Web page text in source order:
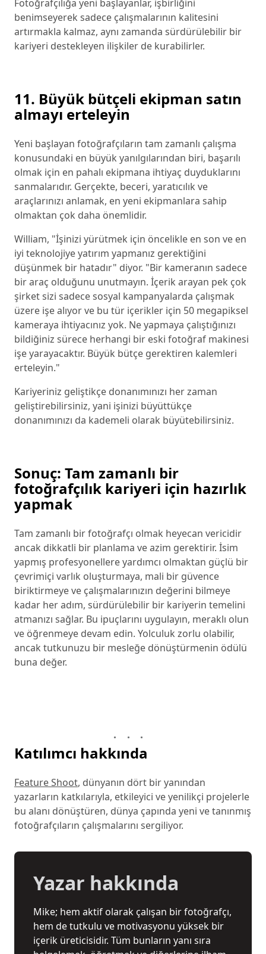
Fotoğrafçılığa yeni başlayanlar, işbirliğini
benimseyerek sadece çalışmalarının kalitesini
artırmakla kalmaz, aynı zamanda sürdürülebilir bir
kariyeri destekleyen ilişkiler de kurabilirler.
11. Büyük bütçeli ekipman satın
almayı erteleyin
Yeni başlayan fotoğrafçıların tam zamanlı çalışma
konusundaki en büyük yanılgılarından biri, başarılı
olmak için en pahalı ekipmana ihtiyaç duyduklarını
sanmalarıdır. Gerçekte, beceri, yaratıcılık ve
araçlarınızı anlamak, en yeni ekipmanlara sahip
olmaktan çok daha önemlidir.
William, "İşinizi yürütmek için öncelikle en son ve en
iyi teknolojiye yatırım yapmanız gerektiğini
düşünmek bir hatadır" diyor. "Bir kameranın sadece
bir araç olduğunu unutmayın. İçerik arayan pek çok
şirket sizi sadece sosyal kampanyalarda çalışmak
üzere işe alıyor ve bu tür içerikler için 50 megapiksel
kameraya ihtiyacınız yok. Ne yapmaya çalıştığınızı
bildiğiniz sürece herhangi bir eski fotoğraf makinesi
işe yarayacaktır. Büyük bütçe gerektiren kalemleri
erteleyin."
Kariyeriniz geliştikçe donanımınızı her zaman
geliştirebilirsiniz, yani işinizi büyüttükçe
donanımınızı da kademeli olarak büyütebilirsiniz.
Sonuç: Tam zamanlı bir
fotoğrafçılık kariyeri için hazırlık
yapmak
Tam zamanlı bir fotoğrafçı olmak heyecan vericidir
ancak dikkatli bir planlama ve azim gerektirir. İsim
yapmış profesyonellere yardımcı olmaktan güçlü bir
çevrimiçi varlık oluşturmaya, mali bir güvence
biriktirmeye ve çalışmalarınızın değerini bilmeye
kadar her adım, sürdürülebilir bir kariyerin temelini
atmanızı sağlar. Bu ipuçlarını uygulayın, meraklı olun
ve öğrenmeye devam edin. Yolculuk zorlu olabilir,
ancak tutkunuzu bir mesleğe dönüştürmenin ödülü
buna değer.
Katılımcı hakkında
Feature Shoot, dünyanın dört bir yanından
yazarların katkılarıyla, etkileyici ve yenilikçi projelerle
bu alanı dönüştüren, dünya çapında yeni ve tanınmış
fotoğrafçıların çalışmalarını sergiliyor.
Yazar hakkında
Mike; hem aktif olarak çalışan bir fotoğrafçı,
hem de tutkulu ve motivasyonu yüksek bir
içerik üreticisidir. Tüm bunların yanı sıra